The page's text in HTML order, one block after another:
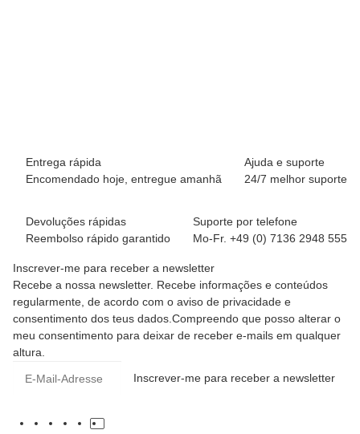
Entrega rápida
Encomendado hoje, entregue amanhã
Ajuda e suporte
24/7 melhor suporte
Devoluções rápidas
Reembolso rápido garantido
Suporte por telefone
Mo-Fr. +49 (0) 7136 2948 555
Inscrever-me para receber a newsletter
Recebe a nossa newsletter. Recebe informações e conteúdos
regularmente, de acordo com o aviso de privacidade e
consentimento dos teus dados.Compreendo que posso alterar o
meu consentimento para deixar de receber e-mails em qualquer
altura.
Inscrever-me para receber a newsletter